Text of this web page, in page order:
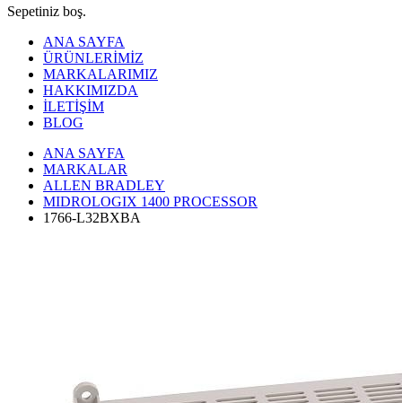
Sepetiniz boş.
ANA SAYFA
ÜRÜNLERİMİZ
MARKALARIMIZ
HAKKIMIZDA
İLETİŞİM
BLOG
ANA SAYFA
MARKALAR
ALLEN BRADLEY
MIDROLOGIX 1400 PROCESSOR
1766-L32BXBA